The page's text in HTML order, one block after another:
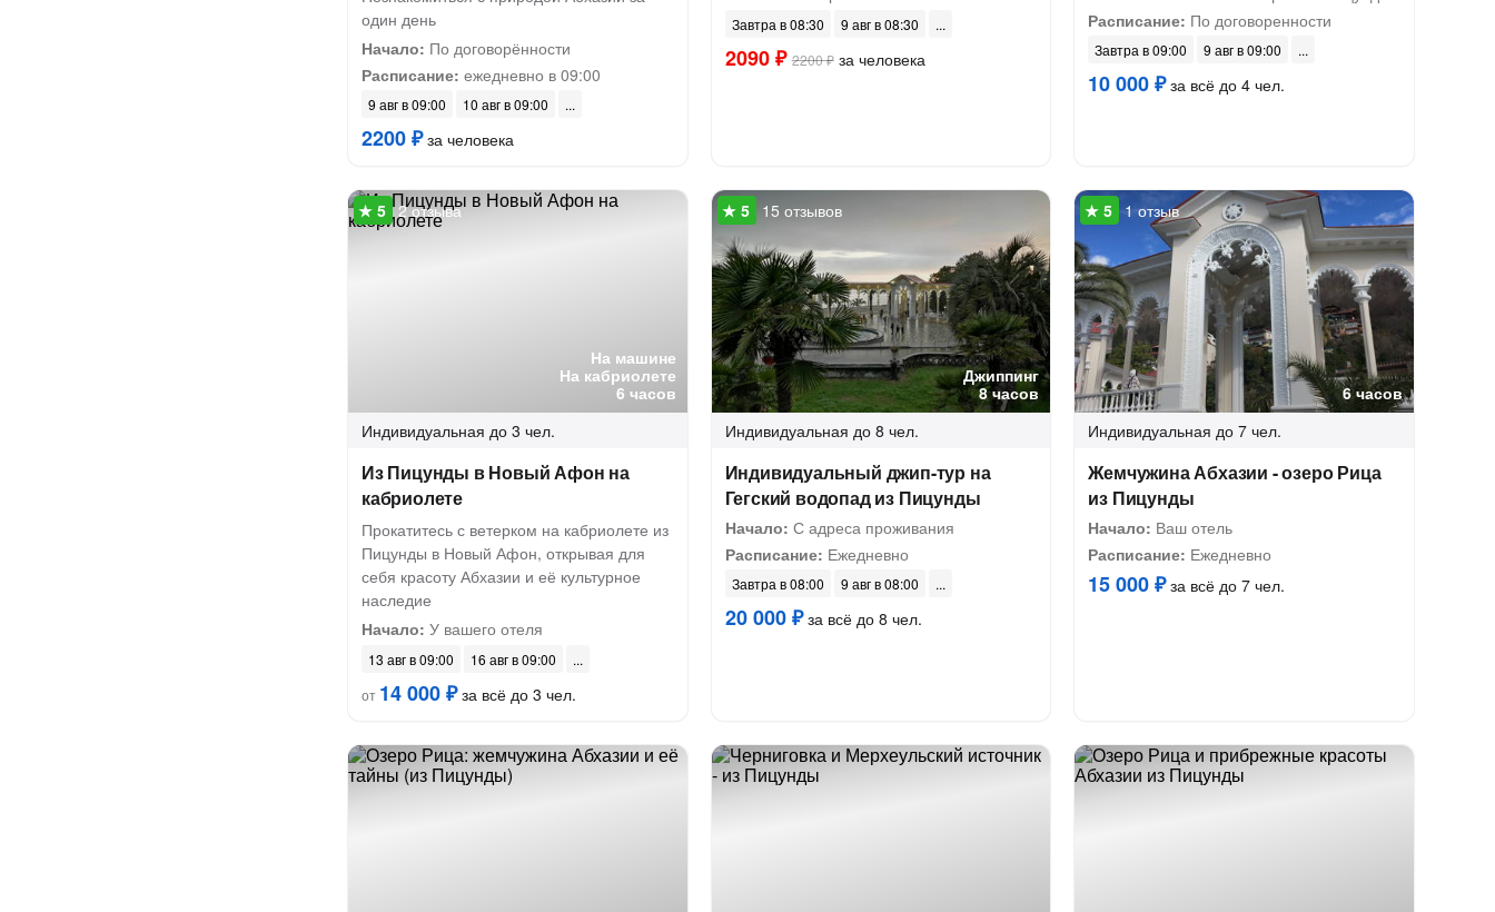
один день
Начало: По договорённости
Расписание: ежедневно в 09:00
9 авг в 09:00 10 авг в 09:00
2200 ₽за человека
Завтра в 08:30 9 авг в 08:30
2090 ₽ 2200 ₽за человека
Расписание: По договоренности
Завтра в 09:00 9 авг в 09:00
10 000 ₽за всё до 4 чел.
На машине
На кабриолете
6 часов
2 отзыва
Индивидуальная до 3 чел.
Из Пицунды в Новый Афон на
кабриолете
Прокатитесь с ветерком на кабриолете из
Пицунды в Новый Афон, открывая для
себя красоту Абхазии и её культурное
наследие
Начало: У вашего отеля
13 авг в 09:00
16 авг в 09:00
от 14 000 ₽за всё до 3 чел.
Джиппинг
8 часов
15 отзывов
Индивидуальная до 8 чел.
Индивидуальный джип-тур на
Гегский водопад из Пицунды
Начало: С адреса проживания
Расписание: Ежедневно
Завтра в 08:00 9 авг в 08:00
20 000 ₽за всё до 8 чел.
6 часов
1 отзыв
Индивидуальная до 7 чел.
Жемчужина Абхазии - озеро Рица
из Пицунды
Начало: Ваш отель
Расписание: Ежедневно
15 000 ₽за всё до 7 чел.